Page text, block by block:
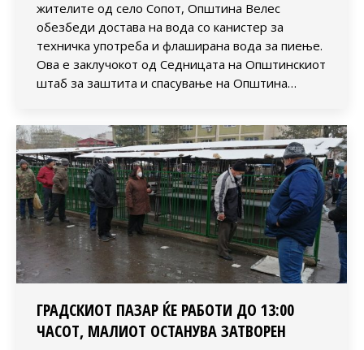
жителите од село Сопот, Општина Велес
обезбеди достава на вода со канистер за
техничка употреба и флаширана вода за пиење.
Ова е заклучокот од Седницата на Општинскиот
штаб за заштита и спасување на Општина…
ГРАДСКИОТ ПАЗАР ЌЕ РАБОТИ ДО 13:00
ЧАСОТ, МАЛИОТ ОСТАНУВА ЗАТВОРЕН